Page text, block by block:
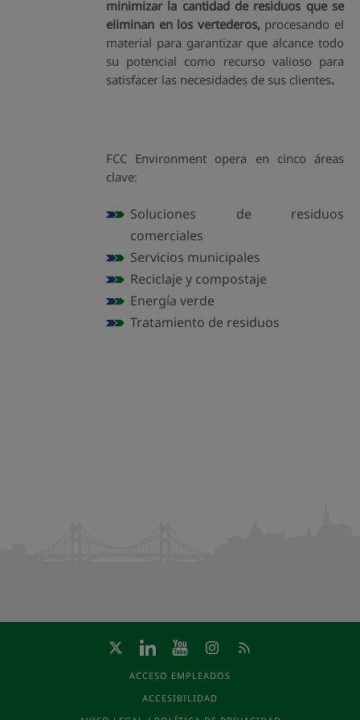
minimizar la cantidad de residuos que se
eliminan en los vertederos,procesando el
material para garantizar que alcance todo
su potencial como recurso valioso para
satisfacer las necesidades de sus clientes.
FCC Environment opera en cinco áreas
clave:
Soluciones de residuos
comerciales
Servicios municipales
Reciclaje y compostaje
Energía verde
Tratamiento de residuos
ACCESO EMPLEADOS
ACCESIBILIDAD